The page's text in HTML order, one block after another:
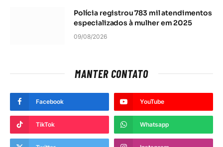
Polícia registrou 783 mil atendimentos
especializados à mulher em 2025
09/08/2026
MANTER CONTATO
Facebook YouTube
TikTok Whatsapp